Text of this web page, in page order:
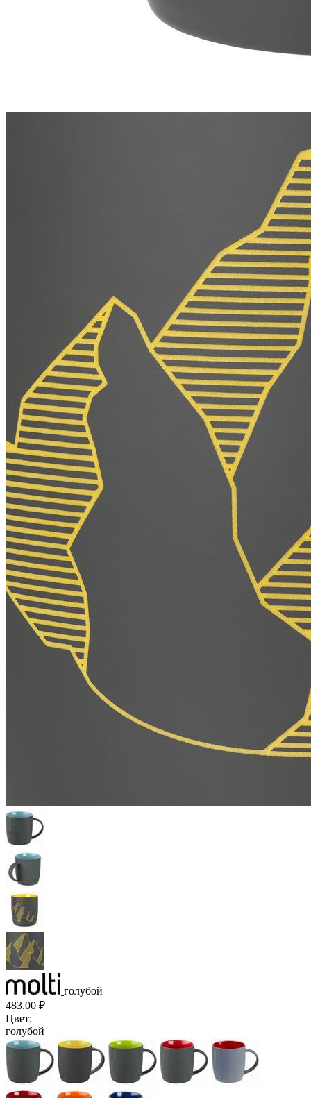
голубой
483.00 ₽
Цвет:
голубой